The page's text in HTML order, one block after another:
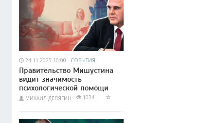
24.11.2025 10:00 СОБЫТИЯ
Правительство Мишустина
видит значимость
психологической помощи
МИХАИЛ ДЕЛЯГИН 1034